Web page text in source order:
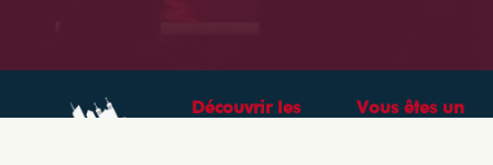
Découvrir les
Vous êtes un